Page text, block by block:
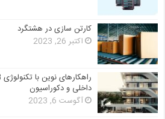
کارتن سازی در هشتگرد
اکتبر 26, 2023
داخلی و دکوراسیون
آگوست 6, 2023